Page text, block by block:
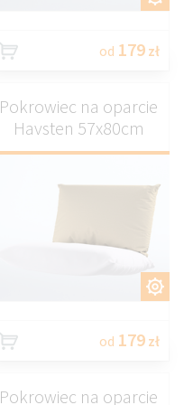
od 179 zł
Pokrowiec na oparcie
Havsten 57x80cm
od 179 zł
Pokrowiec na oparcie